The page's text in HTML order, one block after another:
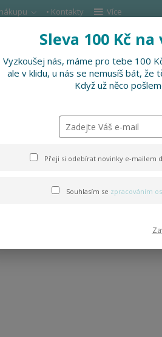
• Kontakty Více
DOPLŇKY
Sleva 100 Kč
Vyzkoušej nás, máme pro tebe 100
ale v klidu, u nás se nemusíš bát,
Když už něco
Přeji si odebírat novinky e-mailem
Souhlasím se zpracováním